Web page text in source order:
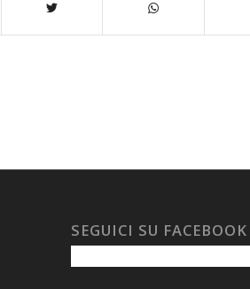
SEGUICI SU FACEBOOK